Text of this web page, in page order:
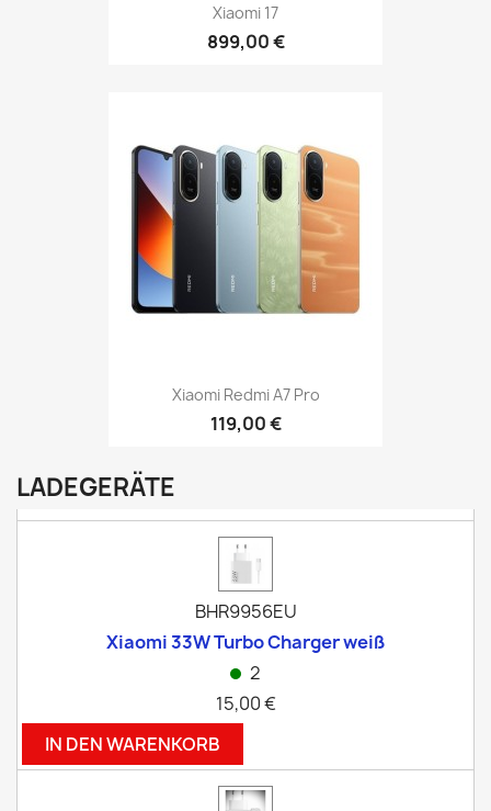
Xiaomi 17
899,00 €
Xiaomi Redmi A7 Pro
119,00 €
LADEGERÄTE
BHR9956EU
Xiaomi 33W Turbo Charger weiß
2
15,00 €
IN DEN WARENKORB